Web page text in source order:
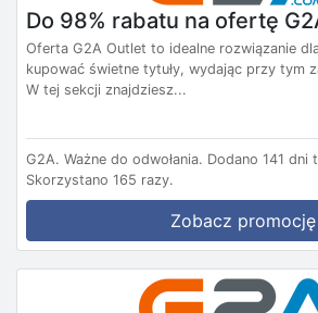
Do 98% rabatu na ofertę
Oferta G2A Outlet to idealne rozwiązanie
kupować świetne tytuły, wydając przy tym
W tej sekcji znajdziesz...
G2A. Ważne do odwołania. Dodano 141 dni
Skorzystano 165 razy.
Zobacz promocję